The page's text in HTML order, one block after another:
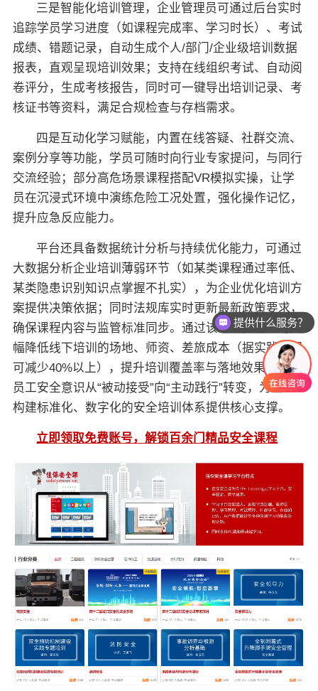
三是智能化培训管理，企业管理员可通过后台实时
追踪学员学习进度（如课程完成率、学习时长）、考试
成绩、错题记录，自动生成个人/部门/企业级培训数据
报表，直观呈现培训效果；支持在线组织考试、自动阅
卷评分，生成考核报告，同时可一键导出培训记录、考
核证书等资料，满足合规检查与存档需求。
四是互动化学习赋能，内置在线答疑、社群交流、
案例分享等功能，学员可随时向行业专家提问，与同行
交流经验；部分高危场景课程搭配VR模拟实操，让学
员在沉浸式环境中演练危险工况处置，强化操作记忆，
提升应急反应能力。
平台还具备数据统计分析与持续优化能力，可通过
大数据分析企业培训薄弱环节（如某类课程通过率低、
某类隐患识别知识点掌握不扎实），为企业优化培训方
案提供决策依据；同时法规库实时更新最新政策要求，
确保课程内容与监管标准同步。通过该系统，企业可大
幅降低线下培训的场地、师资、差旅成本（据实践数据
可减少40%以上），提升培训覆盖率与落地效果，推动
员工安全意识从“被动接受”向“主动践行”转变，为企业
构建标准化、数字化的安全培训体系提供核心支撑。
立即领取免费账号，解锁百余门精品安全课程
提供什么服务？